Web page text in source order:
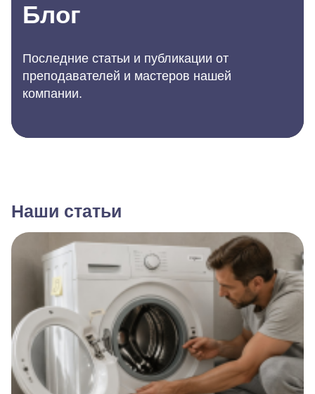
Блог
Последние статьи и публикации от
преподавателей и мастеров нашей
компании.
Наши статьи